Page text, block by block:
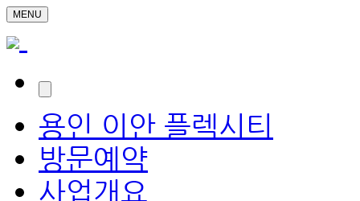
MENU
용인 이안 플렉시티
방문예약
사업개요